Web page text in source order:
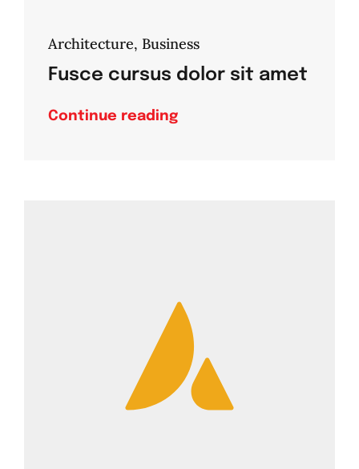
Architecture, Business
Fusce cursus dolor sit amet
Continue reading